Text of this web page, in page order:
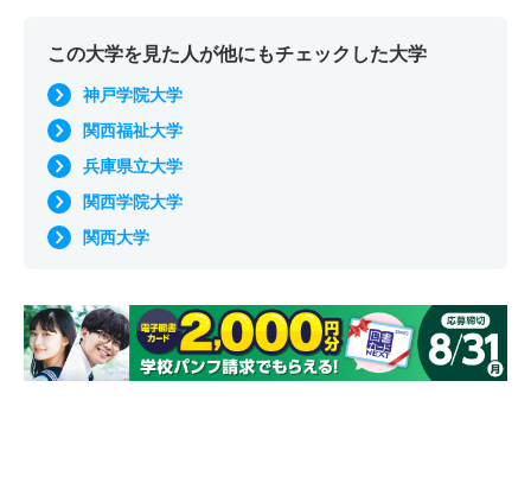
この大学を見た人が他にもチェックした大学
神戸学院大学
関西福祉大学
兵庫県立大学
関西学院大学
関西大学